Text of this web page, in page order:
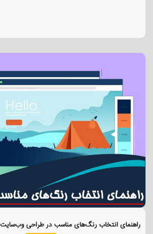
راهنمای انتخاب رنگ‌های مناسب در طراحی وب‌سایت